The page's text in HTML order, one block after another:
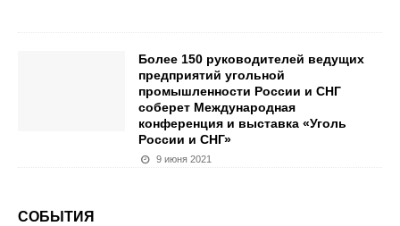
Более 150 руководителей ведущих
предприятий угольной
промышленности России и СНГ
соберет Международная
конференция и выставка «Уголь
России и СНГ»
9 июня 2021
СОБЫТИЯ